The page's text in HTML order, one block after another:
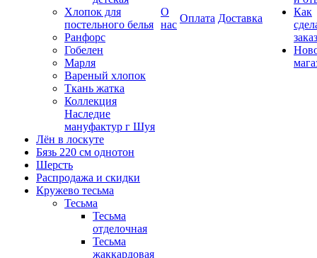
Хлопок для
постельного белья
Ранфорс
Гобелен
Марля
Вареный хлопок
Ткань жатка
Коллекция
Наследие
мануфактур г Шуя
Лён в лоскуте
Бязь 220 см однотон
Шерсть
Распродажа и скидки
Кружево тесьма
Тесьма
Тесьма
отделочная
Тесьма
жаккардовая
О
нас
Оплата Доставка
Как
заказ